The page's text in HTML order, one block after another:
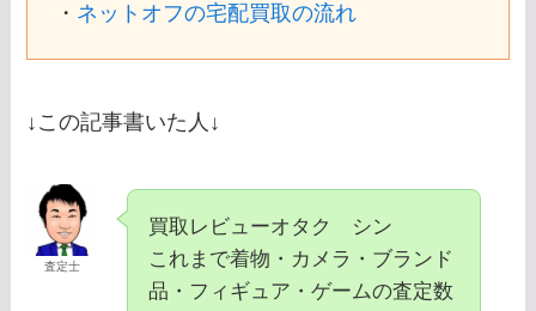
・ ネットオフの宅配買取の流れ
↓この記事書いた人↓
査定士
買取レビューオタク シン
これまで着物・カメラ・ブランド
品・フィギュア・ゲームの査定数